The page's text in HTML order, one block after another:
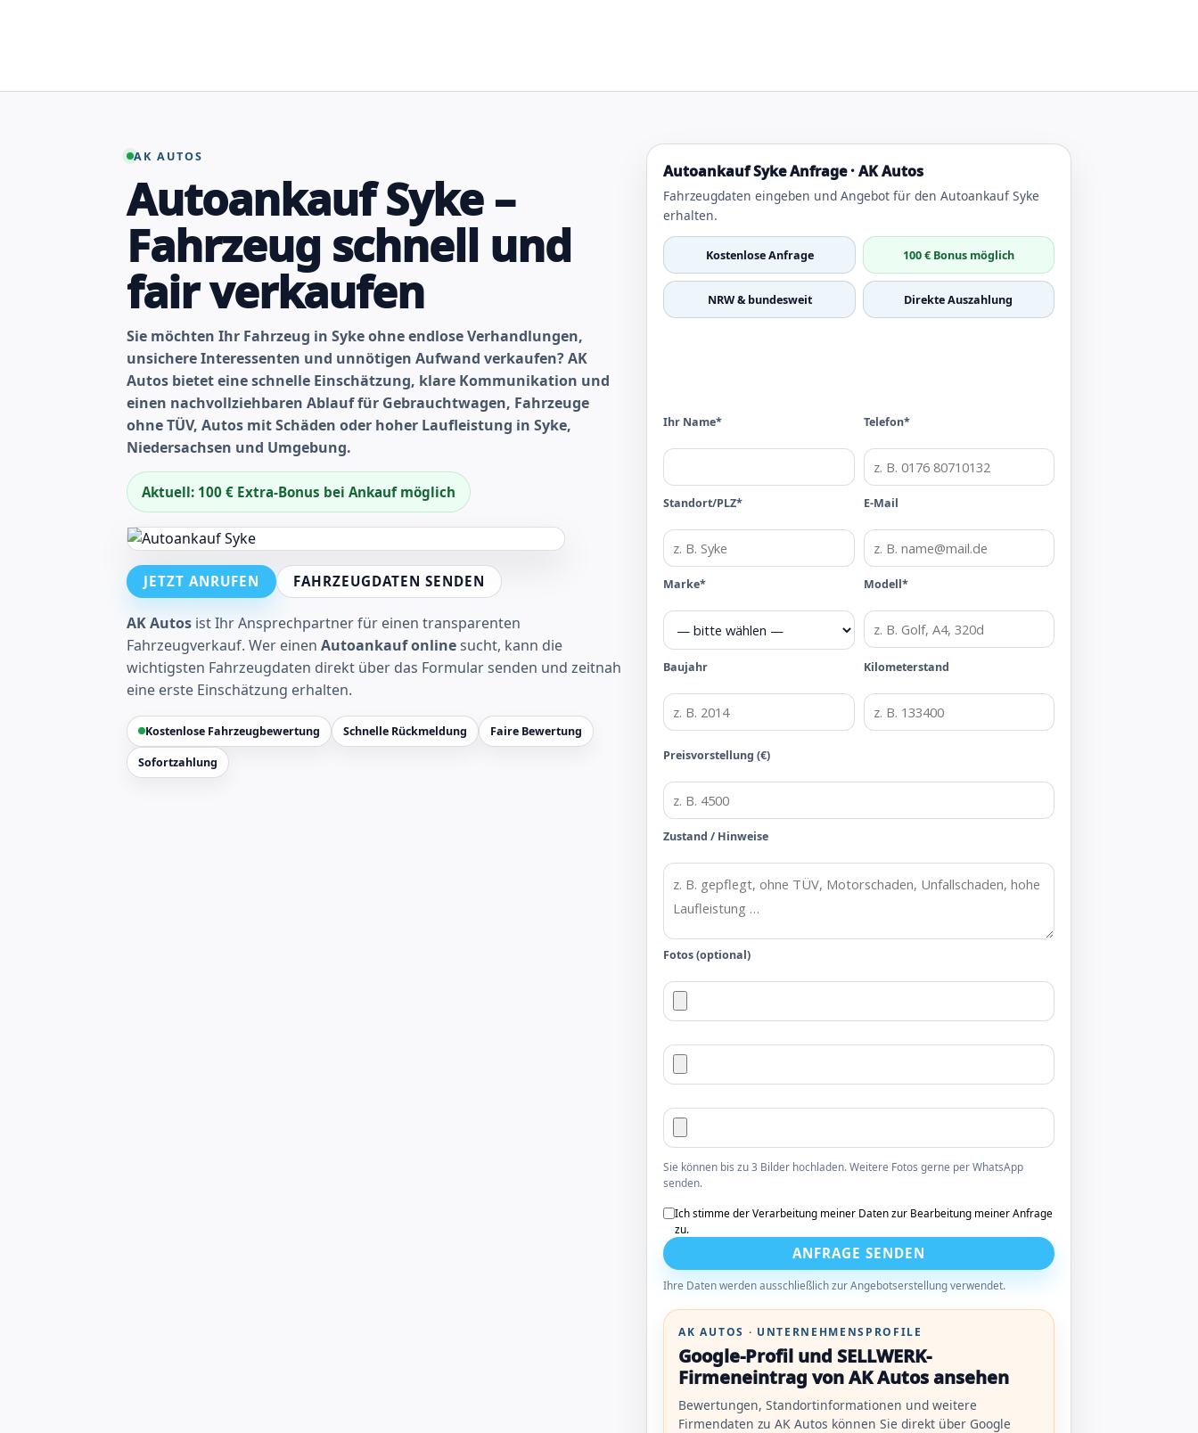
AK AUTOS
Autoankauf Syke –
Fahrzeug schnell und
fair verkaufen
Sie möchten Ihr Fahrzeug in Syke ohne endlose Verhandlungen,
unsichere Interessenten und unnötigen Aufwand verkaufen? AK
Autos bietet eine schnelle Einschätzung, klare Kommunikation und
einen nachvollziehbaren Ablauf für Gebrauchtwagen, Fahrzeuge
ohne TÜV, Autos mit Schäden oder hoher Laufleistung in Syke,
Niedersachsen und Umgebung.
Aktuell: 100 € Extra-Bonus bei Ankauf möglich
JETZT ANRUFEN FAHRZEUGDATEN SENDEN
AK Autos ist Ihr Ansprechpartner für einen transparenten
Fahrzeugverkauf. Wer einen Autoankauf onlinesucht, kann die
wichtigsten Fahrzeugdaten direkt über das Formular senden und zeitnah
eine erste Einschätzung erhalten.
Kostenlose Fahrzeugbewertung Schnelle Rückmeldung Faire Bewertung
Sofortzahlung
Autoankauf Syke Anfrage · AK Autos
Fahrzeugdaten eingeben und Angebot für den Autoankauf Syke
erhalten.
Kostenlose Anfrage 100 € Bonus möglich
NRW & bundesweit Direkte Auszahlung
Ihr Name* Telefon*
Standort/PLZ* E-Mail
Marke* Modell*
Baujahr Kilometerstand
Preisvorstellung (€)
Zustand / Hinweise
Fotos (optional)
Sie können bis zu 3 Bilder hochladen. Weitere Fotos gerne per WhatsApp
senden.
Ich stimme der Verarbeitung meiner Daten zur Bearbeitung meiner Anfrage
zu.
ANFRAGE SENDEN
Ihre Daten werden ausschließlich zur Angebotserstellung verwendet.
AK AUTOS · UNTERNEHMENSPROFILE
Google-Profil und SELLWERK-
Firmeneintrag von AK Autos ansehen
Bewertungen, Standortinformationen und weitere
Firmendaten zu AK Autos können Sie direkt über Google